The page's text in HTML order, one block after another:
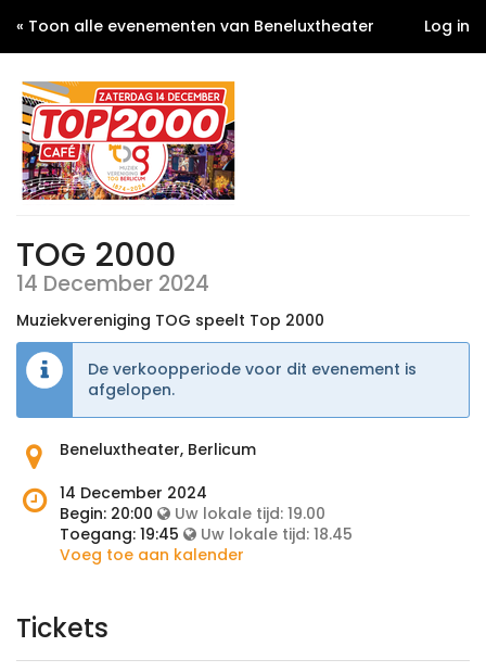
Log in
« Toon alle evenementen van Beneluxtheater
TOG 2000
14 December 2024
Muziekvereniging TOG speelt Top 2000
De verkoopperiode voor dit evenement is
afgelopen.
Waar
het
evenement
plaats?
Beneluxtheater, Berlicum
Wanneer
is
het
evenement?
14 December 2024
Begin: 20:00 Uw lokale tijd: 19.00
Toegang: 19:45 Uw lokale tijd: 18.45
Voeg toe aan kalender
Tickets